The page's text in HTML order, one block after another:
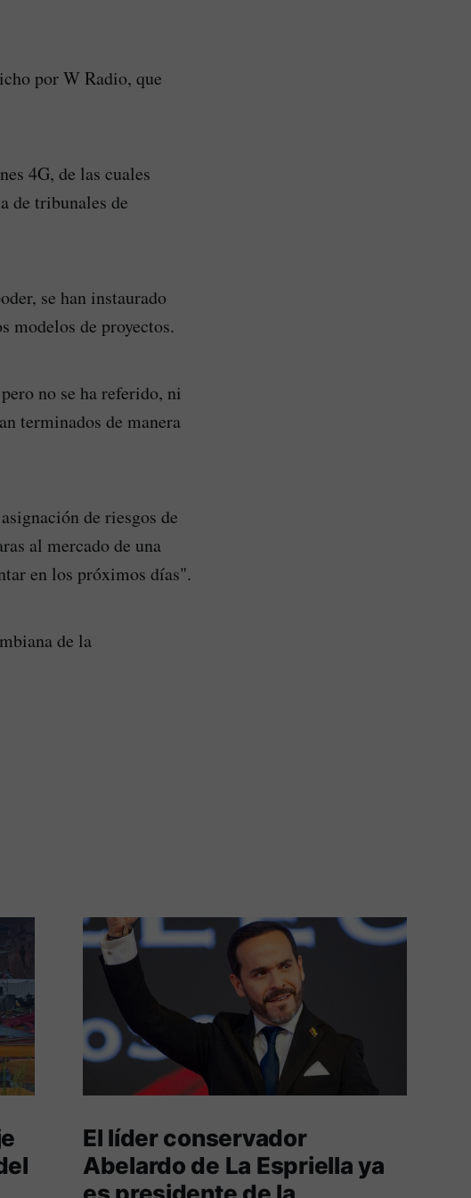
por W Radio, que
4G, de las cuales
de tribunales de
se han instaurado
modelos de proyectos.
no se ha referido, ni
terminados de manera
de riesgos de
al mercado de una
en los próximos días".
de la
El líder conservador
Abelardo de La Espriella ya